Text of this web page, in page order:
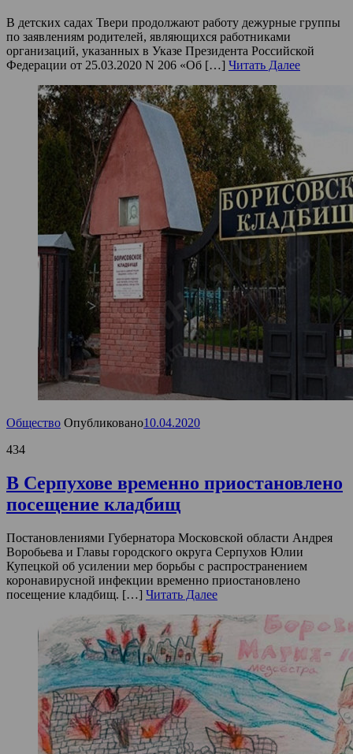
В детских садах Твери продолжают работу дежурные группы
по заявлениям родителей, являющихся работниками
организаций, указанных в Указе Президента Российской
Федерации от 25.03.2020 N 206 «Об […] Читать Далее
Общество Опубликовано10.04.2020
434
В Серпухове временно приостановлено
посещение кладбищ
Постановлениями Губернатора Московской области Андрея
Воробьева и Главы городского округа Серпухов Юлии
Купецкой об усилении мер борьбы с распространением
коронавирусной инфекции временно приостановлено
посещение кладбищ. […] Читать Далее